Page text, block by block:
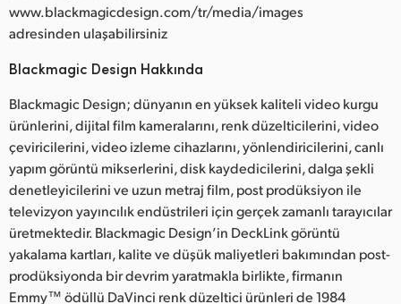
www.blackmagicdesign.com/tr/media/images
adresinden ulaşabilirsiniz
Blackmagic Design Hakkında
Blackmagic Design; dünyanın en yüksek kaliteli video kurgu
ürünlerini, dijital film kameralarını, renk düzelticilerini, video
çeviricilerini, video izleme cihazlarını, yönlendiricilerini, canlı
yapım görüntü mikserlerini, disk kaydedicilerini, dalga şekli
denetleyicilerini ve uzun metraj film, post prodüksiyon ile
televizyon yayıncılık endüstrileri için gerçek zamanlı tarayıcılar
üretmektedir. Blackmagic Design’in DeckLink görüntü
yakalama kartları, kalite ve düşük maliyetleri bakımından post-
prodüksiyonda bir devrim yaratmakla birlikte, firmanın
Emmy™ ödüllü DaVinci renk düzeltici ürünleri de 1984